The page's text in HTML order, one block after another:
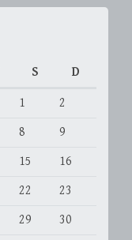
S D
1
2
8
9
15
16
22
23
29
30